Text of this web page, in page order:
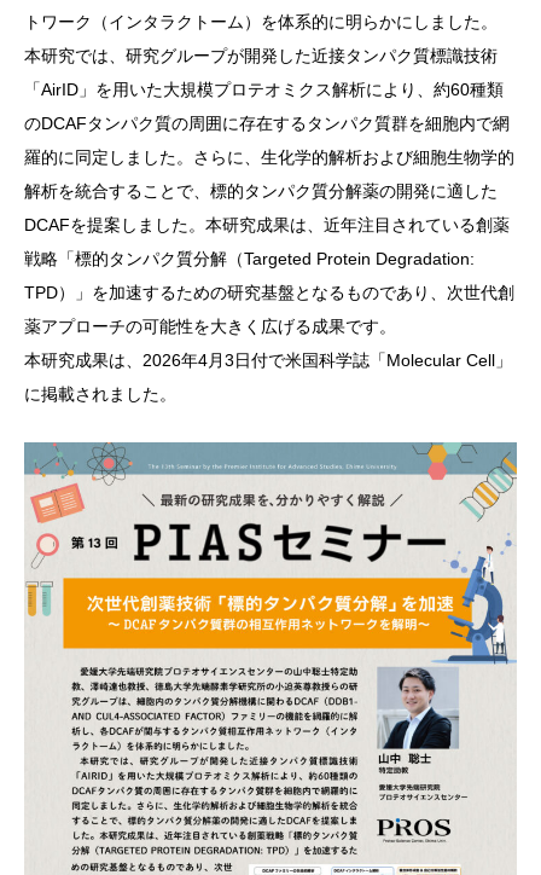
トワーク（インタラクトーム）を体系的に明らかにしました。
本研究では、研究グループが開発した近接タンパク質標識技術
「AirID」を用いた大規模プロテオミクス解析により、約60種類
のDCAFタンパク質の周囲に存在するタンパク質群を細胞内で網
羅的に同定しました。さらに、生化学的解析および細胞生物学的
解析を統合することで、標的タンパク質分解薬の開発に適した
DCAFを提案しました。本研究成果は、近年注目されている創薬
戦略「標的タンパク質分解（Targeted Protein Degradation:
TPD）」を加速するための研究基盤となるものであり、次世代創
薬アプローチの可能性を大きく広げる成果です。
本研究成果は、2026年4月3日付で米国科学誌「Molecular Cell」
に掲載されました。